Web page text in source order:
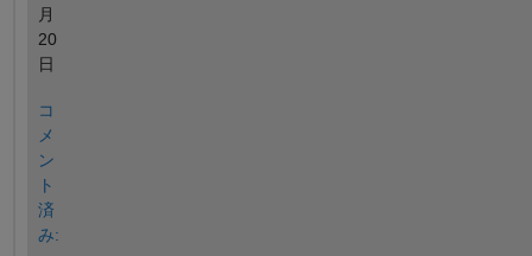
月
20
日
コ
メ
ン
ト
済
み: